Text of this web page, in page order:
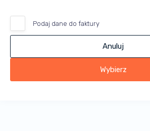
Podaj dane do faktury
Anuluj
Wybierz